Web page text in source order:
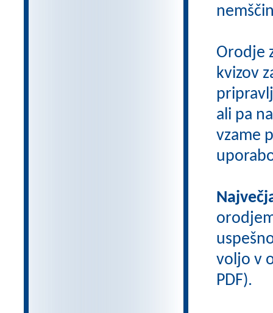
Orodje
kvizov
ali pa
vzame
voljo v
PDF).